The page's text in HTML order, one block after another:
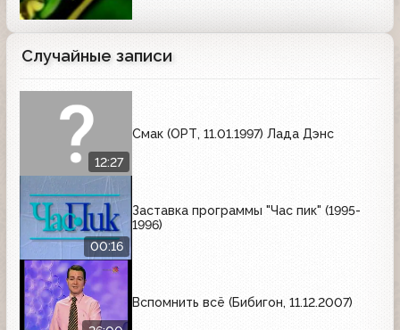
Случайные записи
12:27
Смак (ОРТ, 11.01.1997) Лада Дэнс
00:16
Заставка программы "Час пик" (1995-
1996)
Вспомнить всё (Бибигон, 11.12.2007)